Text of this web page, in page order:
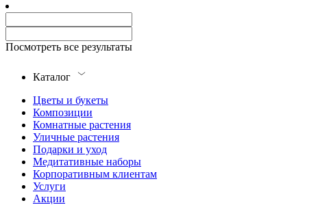
Посмотреть все результаты
Каталог
Цветы и букеты
Композиции
Комнатные растения
Уличные растения
Подарки и уход
Медитативные наборы
Корпоративным клиентам
Услуги
Акции